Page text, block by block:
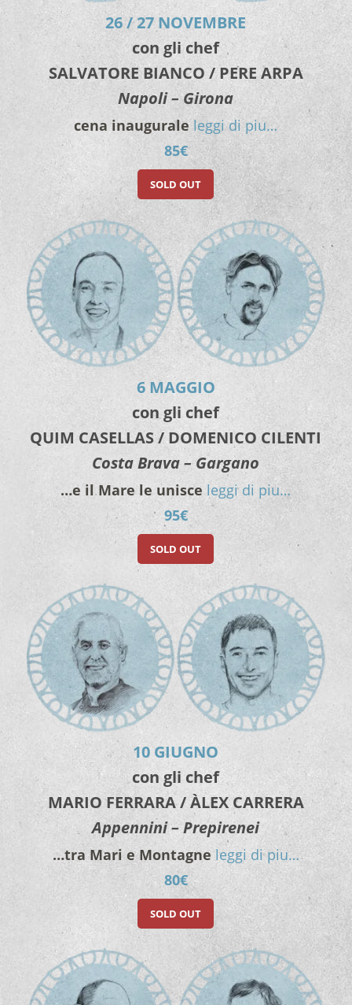
26 / 27 NOVEMBRE
con gli chef
SALVATORE BIANCO / PERE ARPA
Napoli –Girona
cena inaugurale leggi di piu…
85€
SOLD OUT
6 MAGGIO
con gli chef
QUIM CASELLAS / DOMENICO CILENTI
Costa Brava – Gargano
…e il Mare le unisce leggi di piu…
95€
SOLD OUT
10 GIUGNO
con gli chef
MARIO FERRARA / ÀLEX CARRERA
Appennini – Prepirenei
…tra Mari e Montagne leggi di piu…
80€
SOLD OUT